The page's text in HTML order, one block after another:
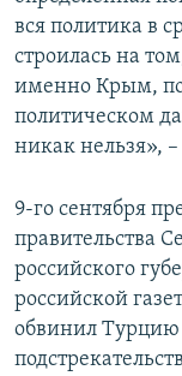
вся политика в
строилась на
именно Крым,
политическом
никак нельзя»,
9-го сентября
правительства
российского
российской
обвинил Турцию